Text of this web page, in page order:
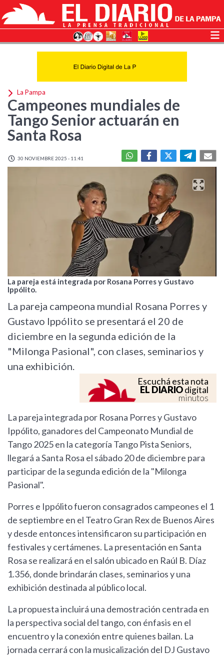
La Pampa
Campeones mundiales de
Tango Senior actuarán en
Santa Rosa
30 NOVIEMBRE 2025 - 11:41
La pareja está integrada por Rosana Porres y Gustavo
Ippólito.
La pareja campeona mundial Rosana Porres y
Gustavo Ippólito se presentará el 20 de
diciembre en la segunda edición de la
"Milonga Pasional", con clases, seminarios y
una exhibición.
Escuchá esta nota
EL DIARIOdigital
minutos
La pareja integrada por Rosana Porres y Gustavo
Ippólito, ganadores del Campeonato Mundial de
Tango 2025 en la categoría Tango Pista Seniors,
llegará a Santa Rosa el sábado 20 de diciembre para
participar de la segunda edición de la "Milonga
Pasional".
Porres e Ippólito fueron consagrados campeones el 1
de septiembre en el Teatro Gran Rex de Buenos Aires
y desde entonces intensificaron su participación en
festivales y certámenes. La presentación en Santa
Rosa se realizará en el salón ubicado en Raúl B. Díaz
1.356, donde brindarán clases, seminarios y una
exhibición destinada al público local.
La propuesta incluirá una demostración centrada en
la perspectiva social del tango, con énfasis en el
encuentro y la conexión entre quienes bailan. La
jornada cerrará con la musicalización del DJ Gustavo